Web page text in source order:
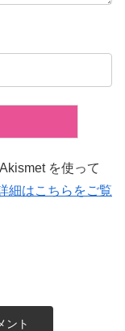
を使って
細はこちらをご覧
ント